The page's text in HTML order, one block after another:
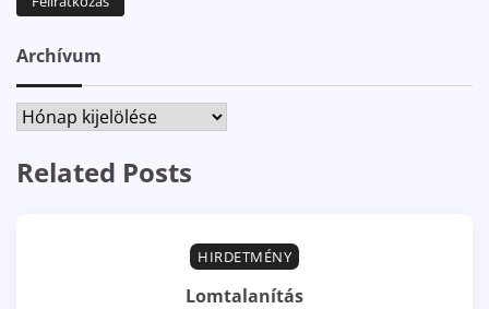
Archívum
Archívum
Related Posts
HIRDETMÉNY
Lomtalanítás